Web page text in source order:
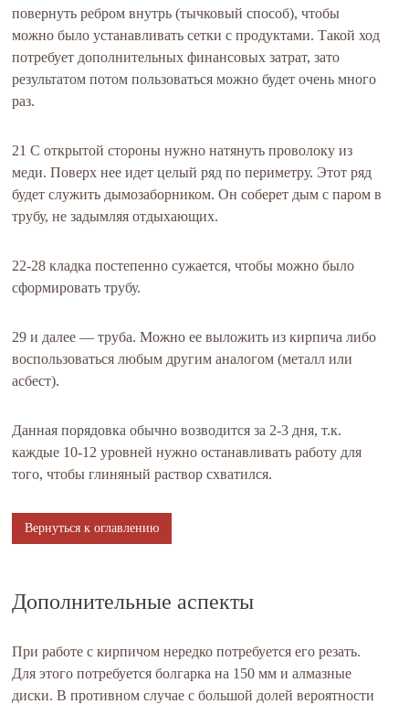
повернуть ребром внутрь (тычковый способ), чтобы
можно было устанавливать сетки с продуктами. Такой ход
потребует дополнительных финансовых затрат, зато
результатом потом пользоваться можно будет очень много
раз.
21 С открытой стороны нужно натянуть проволоку из
меди. Поверх нее идет целый ряд по периметру. Этот ряд
будет служить дымозаборником. Он соберет дым с паром в
трубу, не задымляя отдыхающих.
22-28 кладка постепенно сужается, чтобы можно было
сформировать трубу.
29 и далее — труба. Можно ее выложить из кирпича либо
воспользоваться любым другим аналогом (металл или
асбест).
Данная порядовка обычно возводится за 2-3 дня, т.к.
каждые 10-12 уровней нужно останавливать работу для
того, чтобы глиняный раствор схватился.
Вернуться к оглавлению
Дополнительные аспекты
При работе с кирпичом нередко потребуется его резать.
Для этого потребуется болгарка на 150 мм и алмазные
диски. В противном случае с большой долей вероятности